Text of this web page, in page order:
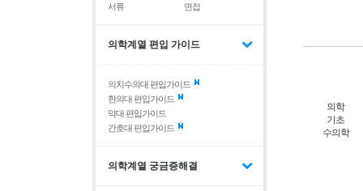
서류
면접
의학계열 편입 가이드
의치수의대 편입가이드
한의대 편입가이드
약대 편입가이드
간호대 편입가이드
의학계열 궁금증해결
의학
기초
수의학